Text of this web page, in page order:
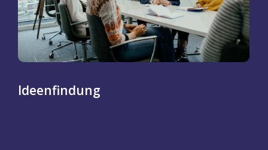
Ideenfindung